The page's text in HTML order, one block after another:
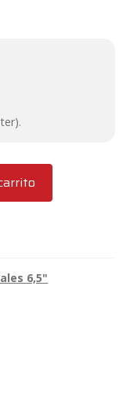
6,5"